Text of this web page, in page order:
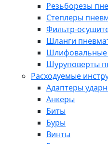
Резьборезы
Степлеры
Фильтр-
Шланги
Шлифовальные
Шуруповерты
Расходуемые
Адаптеры
Анкеры
Биты
Буры
Винты